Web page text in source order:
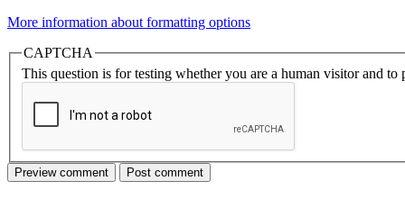
More information about formatting options
CAPTCHA
This question is for testing whether you are a human visitor and to